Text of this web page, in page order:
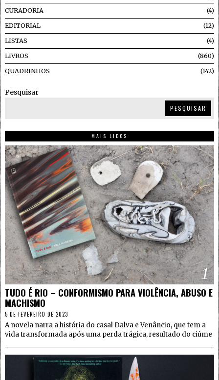
CURADORIA 4
EDITORIAL 12
LISTAS 4
LIVROS 860
QUADRINHOS 142
Pesquisar
PESQUISAR
MAIS LIDOS
1
TUDO É RIO – CONFORMISMO PARA VIOLÊNCIA, ABUSO E
MACHISMO
5 DE FEVEREIRO DE 2023
A novela narra a história do casal Dalva e Venâncio, que tem a
vida transformada após uma perda trágica, resultado do ciúme